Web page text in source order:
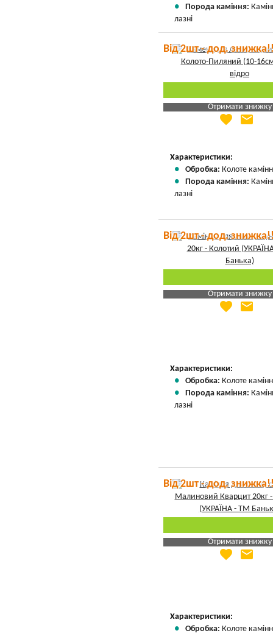
Порода каміння:
лазні
Від 2шт - дод.
Отримати знижку
Яка Ваша ціна
favorite email
Характеристики:
Обробка: Колоте
Порода каміння:
лазні
Від 2шт - дод.
Отримати знижку
Яка Ваша ціна
favorite email
Характеристики:
Обробка: Колоте
Порода каміння:
лазні
Від 2шт - дод.
Отримати знижку
Яка Ваша ціна
favorite email
Характеристики:
Обробка: Колоте